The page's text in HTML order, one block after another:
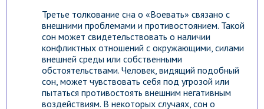
Третье толкование сна о «Воевать» связано с
внешними проблемами и противостоянием. Такой
сон может свидетельствовать о наличии
конфликтных отношений с окружающими, силами
внешней среды или собственными
обстоятельствами. Человек, видящий подобный
сон, может чувствовать себя под угрозой или
пытаться противостоять внешним негативным
воздействиям. В некоторых случаях, сон о